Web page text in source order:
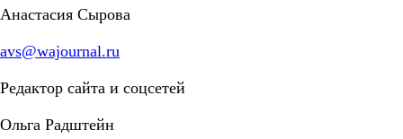
Анастасия Сырова
avs@wajournal.ru
Редактор сайта и соцсетей
Ольга Радштейн